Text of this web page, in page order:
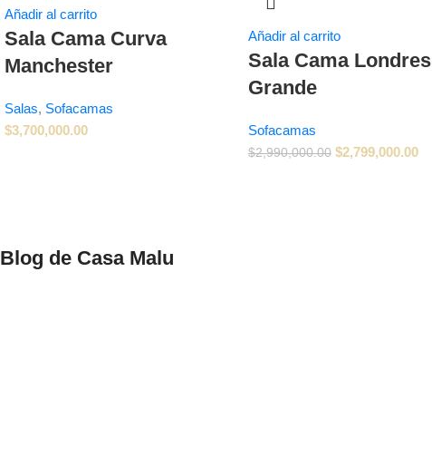
Añadir al carrito
Sala Cama Curva
Manchester
Salas, Sofacamas
$3,700,000.00
Añadir al carrito
Sala Cama Londres
Grande
Sofacamas
$2,990,000.00 $2,799,000.00
Blog de Casa Malu